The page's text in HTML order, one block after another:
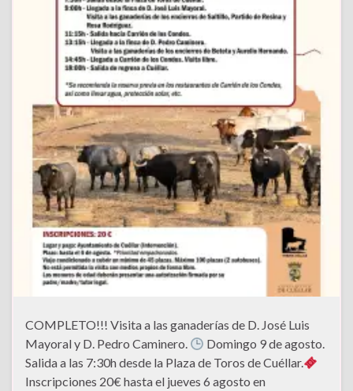
COMPLETO!!! Visita a las ganaderías de D. José Luis
Mayoral y D. Pedro Caminero.
Domingo 9 de agosto.
Salida a las 7:30h desde la Plaza de Toros de Cuéllar.
Inscripciones 20€ hasta el jueves 6 agosto en